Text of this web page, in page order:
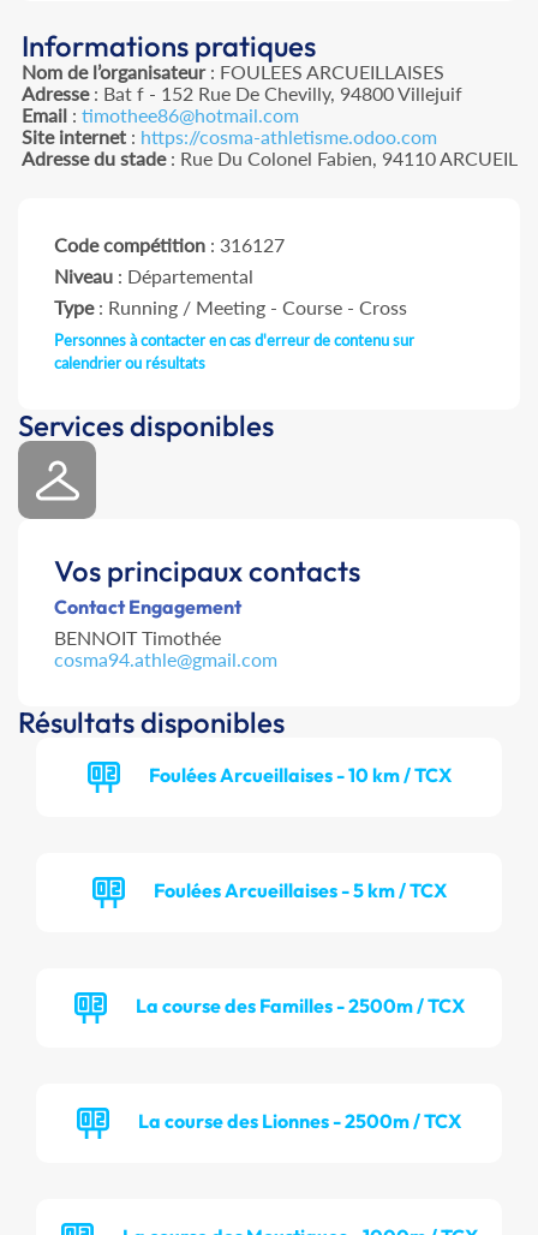
Informations pratiques
Nom de l’organisateur: FOULEES ARCUEILLAISES
Adresse: Bat f - 152 Rue De Chevilly, 94800 Villejuif
Email: timothee86@hotmail.com
Site internet: https://cosma-athletisme.odoo.com
Adresse du stade: Rue Du Colonel Fabien, 94110 ARCUEIL
Code compétition : 316127
Niveau : Départemental
Type: Running / Meeting - Course - Cross
Personnes à contacter en cas d'erreur de contenu sur
calendrier ou résultats
Services disponibles
Vos principaux contacts
Contact Engagement
BENNOIT Timothée
cosma94.athle@gmail.com
Résultats disponibles
Foulées Arcueillaises - 10 km / TCX
Foulées Arcueillaises - 5 km / TCX
La course des Familles - 2500m / TCX
La course des Lionnes - 2500m / TCX